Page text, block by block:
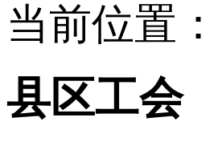
当前位置：
县区工会